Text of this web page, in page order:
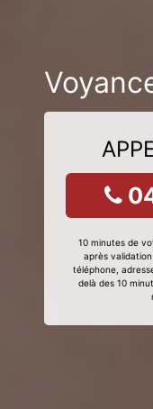
10 minutes de
après
téléphone,
delà des 10